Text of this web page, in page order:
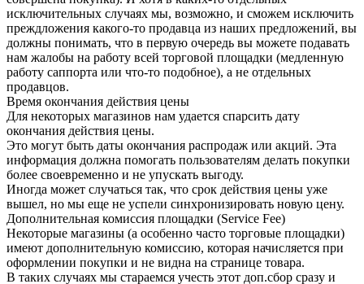
исключительных случаях мы, возможно, и сможем исключить
преждложения какого-то продавца из наших предложений, вы
должны понимать, что в первую очередь вы можете подавать
нам жалобы на работу всей торговой площадки (медленную
работу саппорта или что-то подобное), а не отдельных
продавцов.
Время окончания действия цены
Для некоторых магазинов нам удается спарсить дату
окончания действия цены.
Это могут быть даты окончания распродаж или акций. Эта
информация должна помогать пользователям делать покупки
более своевременно и не упускать выгоду.
Иногда может случаться так, что срок действия цены уже
вышел, но мы еще не успели синхронизировать новую цену.
Дополнительная комиссия площадки (Service Fee)
Некоторые магазины (а особенно часто торговые площадки)
имеют дополнительную комиссию, которая начисляется при
оформлении покупки и не видна на странице товара.
В таких случаях мы стараемся учесть этот доп.сбор сразу и